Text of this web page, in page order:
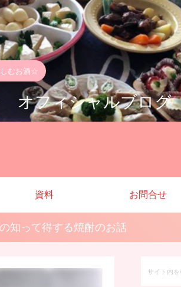
むお酒☆
オフィシャルブログ
資料 お問合せ
知って得する焼酎のお話